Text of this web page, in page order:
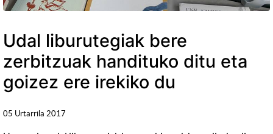
Udal liburutegiak bere
zerbitzuak handituko ditu eta
goizez ere irekiko du
05 Urtarrila 2017